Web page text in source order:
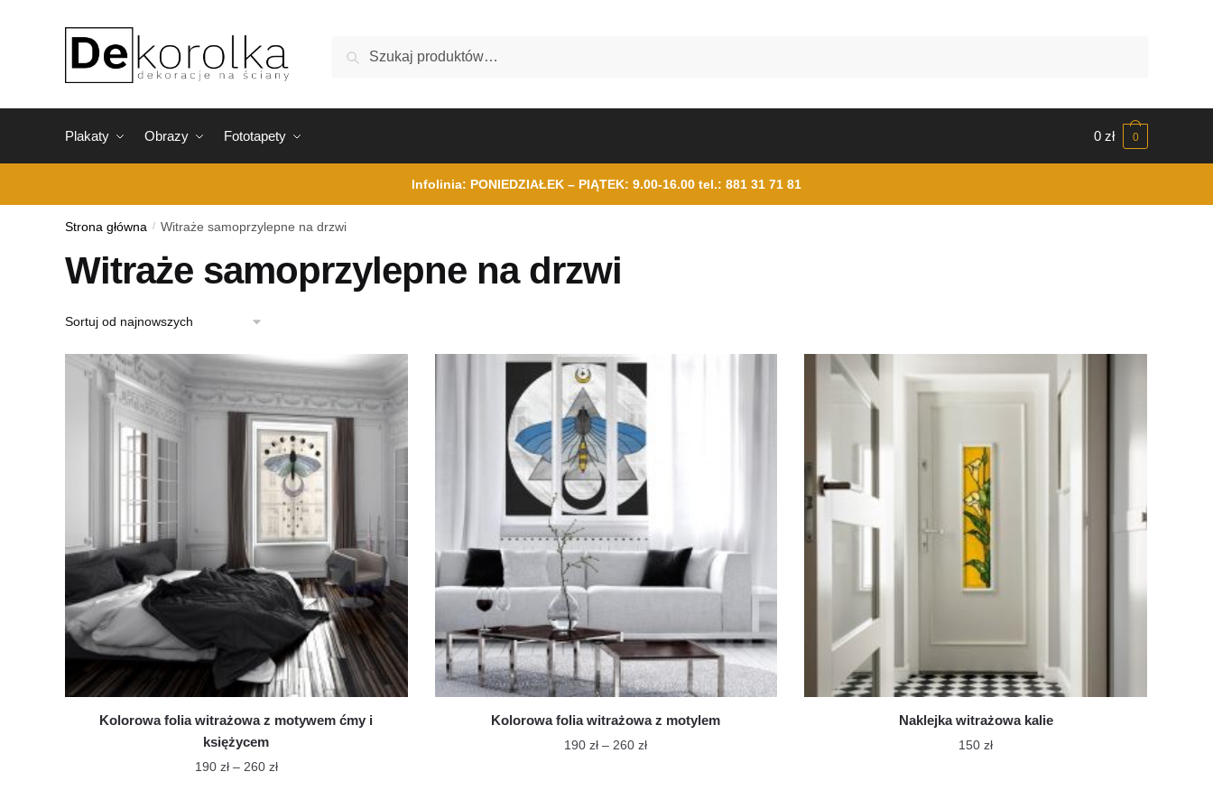
Szukaj
Plakaty Obrazy Fototapety 0 zł 0
Infolinia: PONIEDZIAŁEK – PIĄTEK: 9.00-16.00 tel.: 881 31 71 81
Strona główna / Witraże samoprzylepne na drzwi
Witraże samoprzylepne na drzwi
Kolorowa folia witrażowa z motywem ćmy i
księżycem
190 zł – 260 złZakres
Kolorowa folia witrażowa z motylem
190zł – 260złZakres
Naklejka witrażowa kalie
150zł